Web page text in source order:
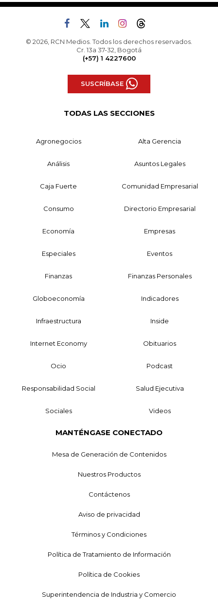
© 2026, RCN Medios. Todos los derechos reservados.
Cr. 13a 37-32, Bogotá
(+57) 1 4227600
SUSCRÍBASE
TODAS LAS SECCIONES
Agronegocios Alta Gerencia
Análisis Asuntos Legales
Caja Fuerte Comunidad Empresarial
Consumo Directorio Empresarial
Economía Empresas
Especiales Eventos
Finanzas Finanzas Personales
Globoeconomía Indicadores
Infraestructura Inside
Internet Economy Obituarios
Ocio Podcast
Responsabilidad Social Salud Ejecutiva
Sociales Videos
MANTÉNGASE CONECTADO
Mesa de Generación de Contenidos
Nuestros Productos
Contáctenos
Aviso de privacidad
Términos y Condiciones
Política de Tratamiento de Información
Política de Cookies
Superintendencia de Industria y Comercio